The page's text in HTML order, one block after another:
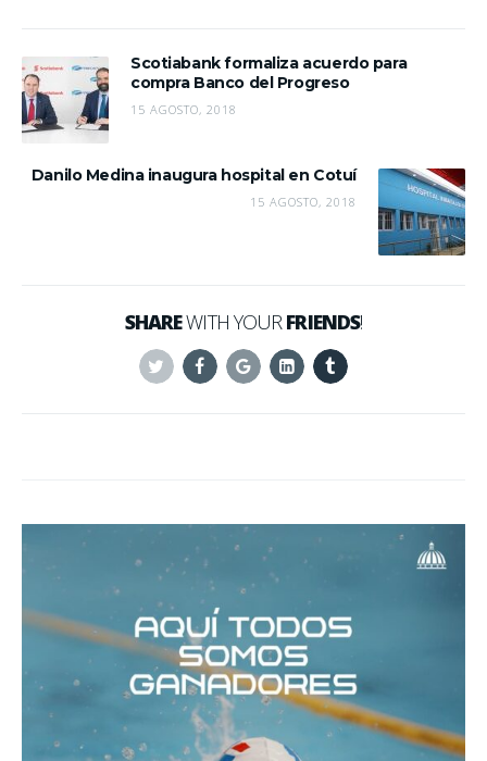
Scotiabank formaliza acuerdo para
compra Banco del Progreso
15 AGOSTO, 2018
Danilo Medina inaugura hospital en Cotuí
15 AGOSTO, 2018
SHAREWITH YOUR FRIENDS!